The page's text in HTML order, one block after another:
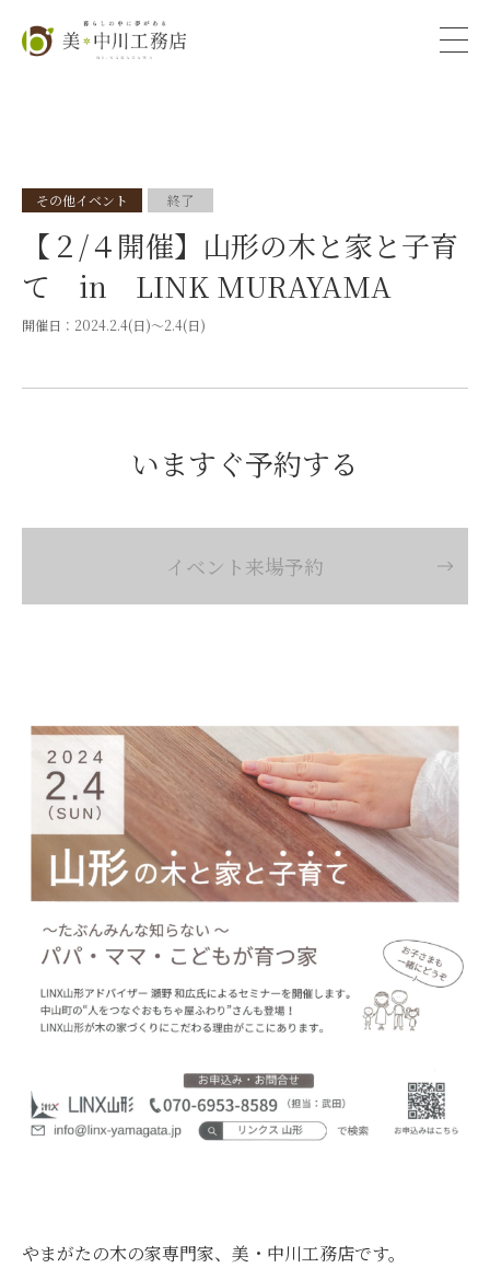
その他イベント 終了
【２/４開催】山形の木と家と子育
て in LINK MURAYAMA
開催日： 2024.2.4(日)〜2.4(日)
いますぐ予約する
イベント来場予約
やまがたの木の家専門家、美・中川工務店です。